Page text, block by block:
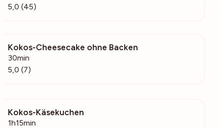
5,0 (45)
Kokos-Cheesecake ohne Backen
30min
5,0 (7)
Kokos-Käsekuchen
1h15min